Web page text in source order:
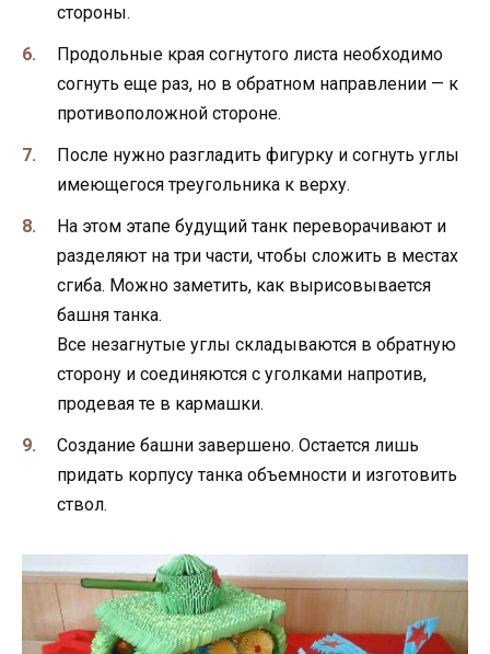
стороны.
Продольные края согнутого листа необходимо
согнуть еще раз, но в обратном направлении — к
противоположной стороне.
После нужно разгладить фигурку и согнуть углы
имеющегося треугольника к верху.
На этом этапе будущий танк переворачивают и
разделяют на три части, чтобы сложить в местах
сгиба. Можно заметить, как вырисовывается
башня танка.
Все незагнутые углы складываются в обратную
сторону и соединяются с уголками напротив,
продевая те в кармашки.
Создание башни завершено. Остается лишь
придать корпусу танка объемности и изготовить
ствол.